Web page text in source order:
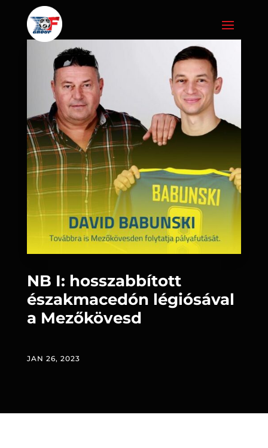
NB I: hosszabbított
északmacedón légiósával
a Mezőkövesd
JAN 26, 2023